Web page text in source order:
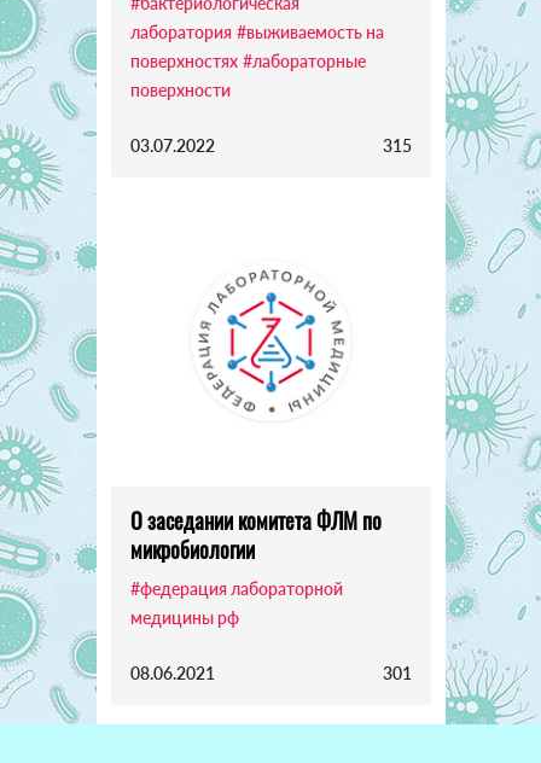
лаборатория #выживаемость на
поверхностях #лабораторные
поверхности
03.07.2022 315
О заседании комитета ФЛМ по
микробиологии
#федерация лабораторной
медицины рф
08.06.2021 301